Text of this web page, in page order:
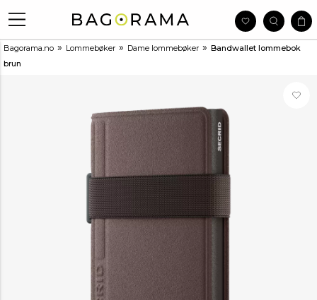
Bagorama.no » Lommebøker » Dame lommebøker » Bandwallet lommebok
brun